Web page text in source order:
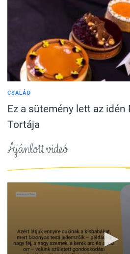
CSALÁD
Ez a sütemény lett az idén
Tortája
Ajánlott videó